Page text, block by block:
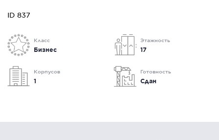
ID 837
Класс
Бизнес
Этажность
17
Корпусов
1
Готовность
Сдан